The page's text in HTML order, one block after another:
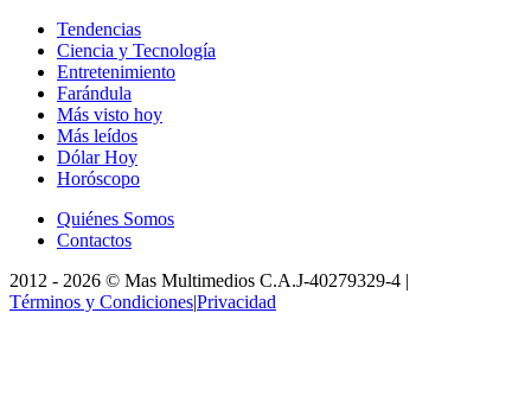
Tendencias
Ciencia y Tecnología
Entretenimiento
Farándula
Más visto hoy
Más leídos
Dólar Hoy
Horóscopo
Quiénes Somos
Contactos
2012 - 2026 © Mas Multimedios C.A.J-40279329-4 |
Términos y Condiciones|Privacidad